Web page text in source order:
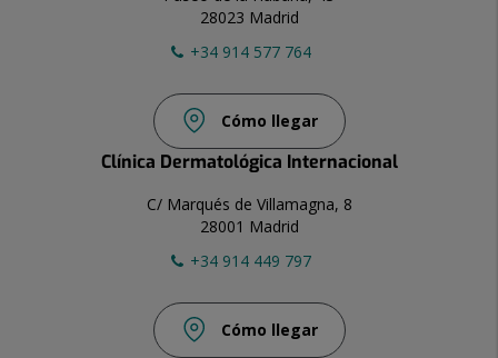
28023 Madrid
+34 914 577 764
Cómo llegar
Clínica Dermatológica Internacional
C/ Marqués de Villamagna, 8
28001 Madrid
+34 914 449 797
Cómo llegar